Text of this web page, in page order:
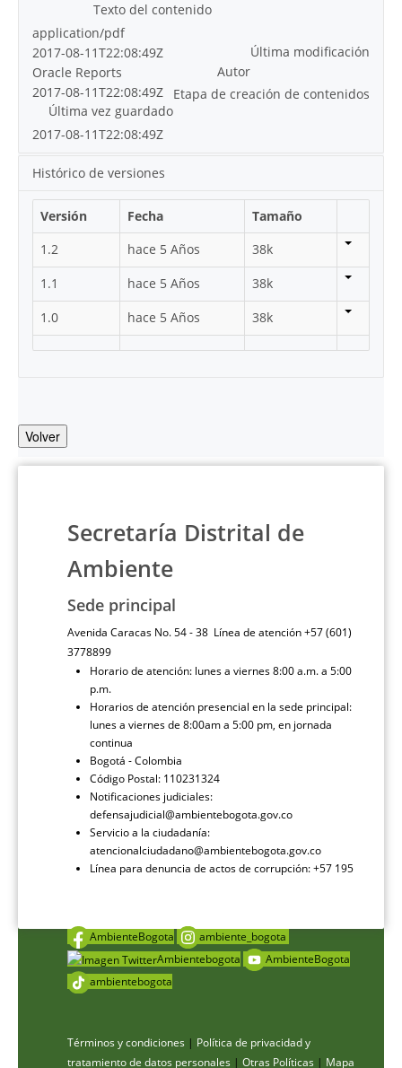
Texto del contenido
application/pdf
Última modificación
2017-08-11T22:08:49Z
Autor
Oracle Reports
Etapa de creación de contenidos
2017-08-11T22:08:49Z
Última vez guardado
2017-08-11T22:08:49Z
Histórico de versiones
Versión Fecha
Tamaño
1.2
hace 5 Años
38k
1.1
hace 5 Años
38k
1.0
hace 5 Años 38k
Volver
Secretaría Distrital de
Ambiente
Sede principal
Avenida Caracas No. 54 - 38 Línea de atención +57 (601)
3778899
Horario de atención: lunes a viernes 8:00 a.m. a 5:00
p.m.
Horarios de atención presencial en la sede principal:
lunes a viernes de 8:00am a 5:00 pm, en jornada
continua
Bogotá - Colombia
Código Postal: 110231324
Notificaciones judiciales:
defensajudicial@ambientebogota.gov.co
Servicio a la ciudadanía:
atencionalciudadano@ambientebogota.gov.co
Línea para denuncia de actos de corrupción: +57 195
AmbienteBogota
ambiente_bogota
Ambientebogota
AmbienteBogota
ambientebogota
Términos y condiciones | Política de privacidad y
tratamiento de datos personales | Otras Políticas | Mapa